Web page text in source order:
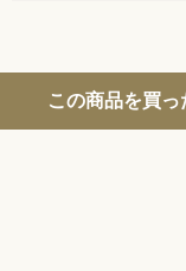
この商品を買